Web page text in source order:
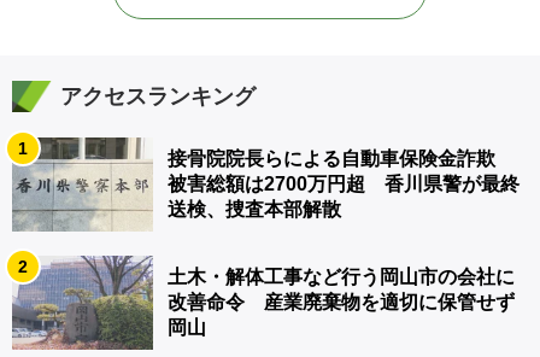
アクセスランキング
1
接骨院院長らによる自動車保険金詐欺
被害総額は2700万円超 香川県警が最終
送検、捜査本部解散
2
土木・解体工事など行う岡山市の会社に
改善命令 産業廃棄物を適切に保管せず
岡山